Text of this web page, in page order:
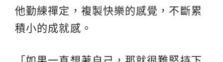
他勤練禪定，複製快樂的感覺，不斷累
積小的成就感。